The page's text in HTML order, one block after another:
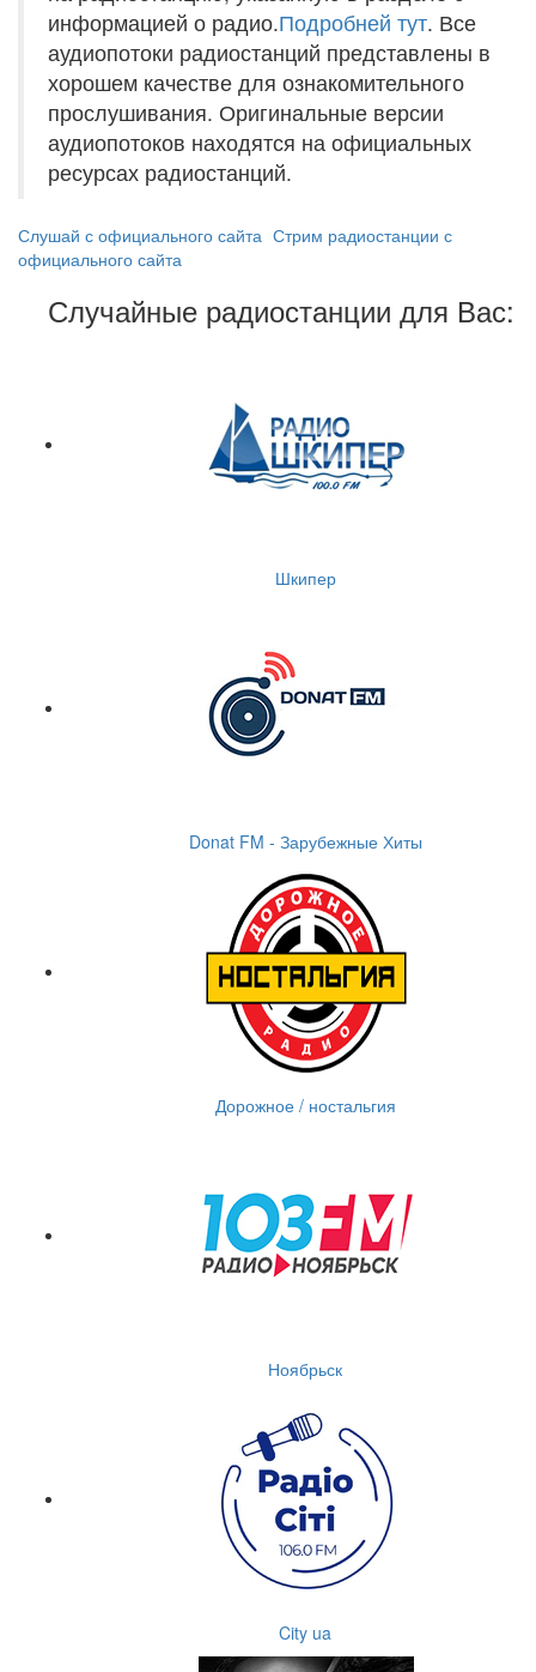
информацией о радио.Подробней тут. Все
аудиопотоки радиостанций представлены в
хорошем качестве для ознакомительного
прослушивания. Оригинальные версии
аудиопотоков находятся на официальных
ресурсах радиостанций.
Слушай с официального сайта Стрим радиостанции с
официального сайта
Случайные радиостанции для Вас:
Шкипер
Donat FM - Зарубежные Хиты
Дорожное / ностальгия
Ноябрьск
City ua